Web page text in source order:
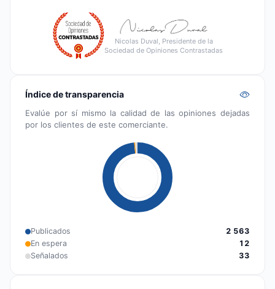
Nicolas Duval, Presidente de la
Sociedad de Opiniones Contrastadas
Índice de transparencia
Evalúe por sí mismo la calidad de las opiniones dejadas
por los clientes de este comerciante.
Publicados
2 563
En espera
12
Señalados
33